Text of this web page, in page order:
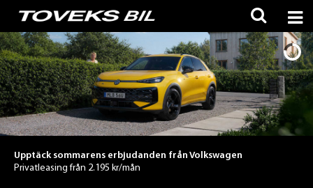
Upptäck sommarens erbjudanden från Volkswagen
Privatleasing från 2.195 kr/mån